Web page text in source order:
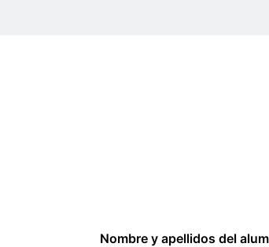
Nombre y apellidos del